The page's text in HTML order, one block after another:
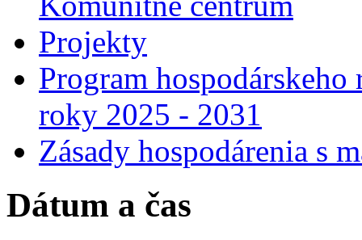
Projekty
Program
roky 2025 - 2031
Zásady hospodárenia s
Dátum a čas